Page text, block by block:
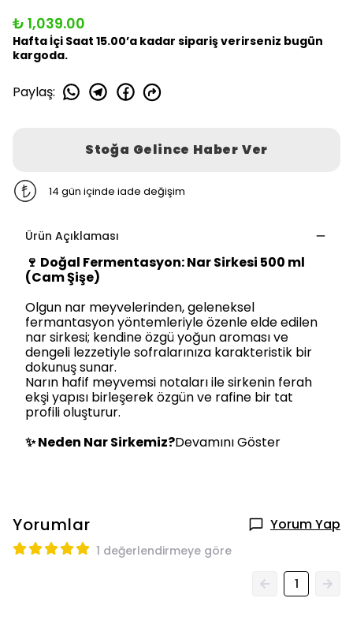
₺ 1,039.00
Hafta İçi Saat 15.00’a kadar sipariş verirseniz bugün
kargoda.
Paylaş:
Stoğa Gelince Haber Ver
14 gün içinde iade değişim
Ürün Açıklaması
🍷 Doğal Fermentasyon: Nar Sirkesi 500 ml
(Cam Şişe)
Olgun nar meyvelerinden, geleneksel
fermantasyon yöntemleriyle özenle elde edilen
nar sirkesi; kendine özgü yoğun aroması ve
dengeli lezzetiyle sofralarınıza karakteristik bir
dokunuş sunar.
Narın hafif meyvemsi notaları ile sirkenin ferah
ekşi yapısı birleşerek özgün ve rafine bir tat
profili oluşturur.
✨Neden Nar Sirkemiz?Devamını Göster
Yorumlar Yorum Yap
1 değerlendirmeye göre
1